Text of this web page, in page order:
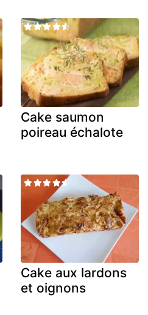
Cake saumon
poireau échalote
Cake aux lardons
et oignons